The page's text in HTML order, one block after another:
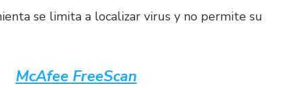
se limita a localizar virus y no permite su
McAfee FreeScan